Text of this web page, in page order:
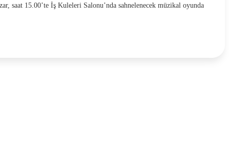
saat 15.00’te İş Kuleleri Salonu’nda sahnelenecek müzikal oyunda